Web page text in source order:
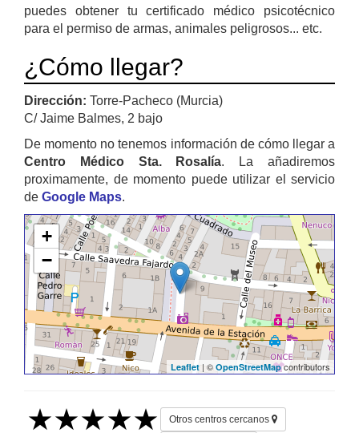
puedes obtener tu certificado médico psicotécnico
para el permiso de armas, animales peligrosos... etc.
¿Cómo llegar?
Dirección: Torre-Pacheco (Murcia)
C/ Jaime Balmes, 2 bajo
De momento no tenemos información de cómo llegar a
Centro Médico Sta. Rosalía. La añadiremos
proximamente, de momento puede utilizar el servicio
de Google Maps.
+
−
Leaflet | © OpenStreetMapcontributors
Otros centros cercanos